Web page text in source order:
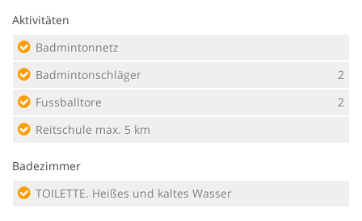
Aktivitäten
Badmintonnetz
Badmintonschläger
2
Fussballtore
2
Reitschule max. 5 km
Badezimmer
TOILETTE. Heißes und kaltes Wasser